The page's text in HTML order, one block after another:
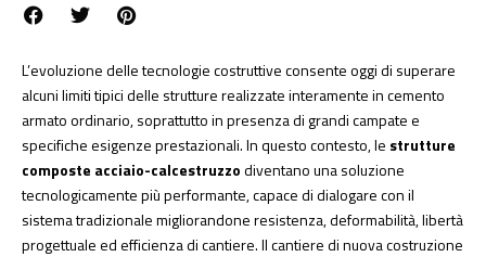
L’evoluzione delle tecnologie costruttive consente oggi di superare
alcuni limiti tipici delle strutture realizzate interamente in cemento
armato ordinario, soprattutto in presenza di grandi campate e
specifiche esigenze prestazionali. In questo contesto, le strutture
composte acciaio-calcestruzzodiventano una soluzione
tecnologicamente più performante, capace di dialogare con il
sistema tradizionale migliorandone resistenza, deformabilità, libertà
progettuale ed efficienza di cantiere. Il cantiere di nuova costruzione